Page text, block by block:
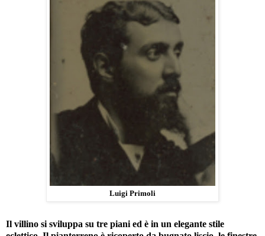
Luigi Primoli
Il villino si sviluppa su tre piani ed è in un elegante stile